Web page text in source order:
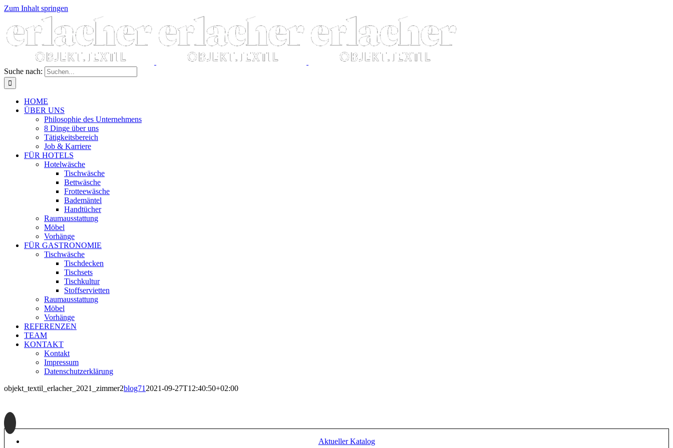
Zum Inhalt springen
Suche nach:
HOME
ÜBER UNS
Philosophie des Unternehmens
8 Dinge über uns
Tätigkeitsbereich
Job & Karriere
FÜR HOTELS
Hotelwäsche
Tischwäsche
Bettwäsche
Frotteewäsche
Bademäntel
Handtücher
Raumausstattung
Möbel
Vorhänge
FÜR GASTRONOMIE
Tischwäsche
Tischdecken
Tischsets
Tischkultur
Stoffservietten
Raumausstattung
Möbel
Vorhänge
REFERENZEN
TEAM
KONTAKT
Kontakt
Impressum
Datenschutzerklärung
objekt_textil_erlacher_2021_zimmer2blog71 2021-09-27T12:40:50+02:00
Aktueller Katalog